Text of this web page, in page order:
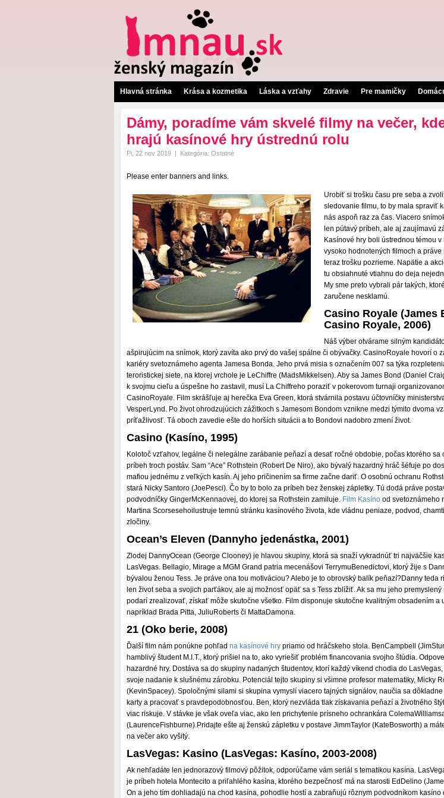
Hlavná stránka Krása a kozmetika Láska a vzťahy Zdravie Pre mamičky
Dámy, poradíme vám skvelé filmy na večer,
hrajú kasínové hry ústrednú rolu
Pi, 22 nov 2019 | Kategória: Ostatné
Please enter banners and links.
Urobiť si trošku času pre seba a
sledovanie filmu, to by mala spraviť
nás aspoň raz za čas. Viacero
len pútavý príbeh, ale aj zaujímavú
Kasínové hry boli ústrednou témou v
vysoko hodnotených filmoch a práve
teraz trošku pozrieme. Napätie a
tu obsiahnuté vtiahnu do deja
My sme preto vybrali pár takých,
zaručene nesklamú.
Casino Royale (James
Casino Royale, 2006)
Náš výber otvárame silným
ašpirujúcim na snímok, ktorý zavíta ako prvý do vašej spálne či obývačky. CasinoRoyale hovorí o
kariéry svetoznámeho agenta Jamesa Bonda. Jeho prvá misia s označením 007 sa týka
teroristickej siete, na ktorej vrchole je LeChiffre (MadsMikkelsen). Aby sa James Bond (Daniel
k svojmu cieľu a úspešne ho zastavil, musí La Chiffreho poraziť v pokerovom turnaji
CasinoRoyale. Film skrášľuje aj herečka Eva Green, ktorá stvárnila postavu účtovníčky
VesperLynd. Po život ohrodzujúcich zážitkoch s Jamesom Bondom vznikne medzi týmito dvoma
príťažlivosť. Tá oboch zavedie ešte do horších situácii a to Bondovi nadobro zmení život.
Casino (Kasíno, 1995)
Kolotoč vzťahov, legálne či nelegálne zarábanie peňazí a desať ročné obdobie, počas ktorého sa
príbeh troch postáv. Sam “Ace” Rothstein (Robert De Niro), ako bývalý hazardný hráč šéfuje po
mafiou jednému z veľkých kasín. Aj jeho pričinením sa firme začne dariť. O osobnú ochranu
stará Nicky Santoro (JoePesci). Čo by to bolo za príbeh bez ženskej zápletky. Tú dodá práve
podvodníčky GingerMcKennaovej, do ktorej sa Rothstein zamiluje. Film Kasíno od svetoznámeho
Martina Scorsesehoilustruje temnú stránku kasínového života, kde vládnu peniaze, podvod,
zločiny.
Ocean’s Eleven (Dannyho jedenástka, 2001)
Zlodej DannyOcean (George Clooney) je hlavou skupiny, ktorá sa snaží vykradnúť tri najväčšie
LasVegas. Bellagio, Mirage a MGM Grand patria mecenášovi TerrymuBenedictovi, ktorý žije s
bývalou ženou Tess. Je práve ona tou motiváciou? Alebo je to obrovský balík peňazí?Danny teda
len život seba a svojich parťákov, ale aj možnosť opäť sa s Tess zblížiť. Ak sa mu jeho premyslený
podarí zrealizovať, získať môže skutočne všetko. Film disponuje skutočne kvalitným obsadením a
napríklad Brada Pitta, JuliuRoberts či MattaDamona.
21 (Oko berie, 2008)
Ďalší film nám ponúkne pohľad na kasínové hry priamo od hráčskeho stola. BenCampbell
hamblivý študent M.I.T., ktorý prišiel na to, ako vyriešiť problém financovania svojho štúdia.
hazardné hry. Dostáva sa do skupiny nadaných študentov, ktorí každý víkend chodia do
svoje nadanie k slušnému zárobku. Potenciál tejto skupiny si všimne profesor matematiky, Micky
(KevinSpacey). Spoločnými silami si skupina vymyslí viacero tajných signálov, naučia sa
karty a pracovať s pravdepodobnosťou. Ben, ktorý nezvláda tlak získavania peňazí a životného
viac riskuje. V stávke je však oveľa viac, ako len prichytenie prísneho ochrankára
(LaurenceFishburne).Pridajte ešte aj ženskú zápletku v postave JimmTaylor (KateBosworth) a
na večer ako vyšitý.
LasVegas: Kasino (LasVegas: Kasíno, 2003-2008)
Ak nehľadáte len jednorazový filmový pôžitok, odporúčame vám seriál s tematikou kasína.
je príbeh hotela Montecito a priľahlého kasína, ktorého bezpečnosť má na starosti EdDelino
On a jeho tím dohliadajú na chod kasína, pohodlie hostí a zabraňujú rôznym podvodníkom kasíno